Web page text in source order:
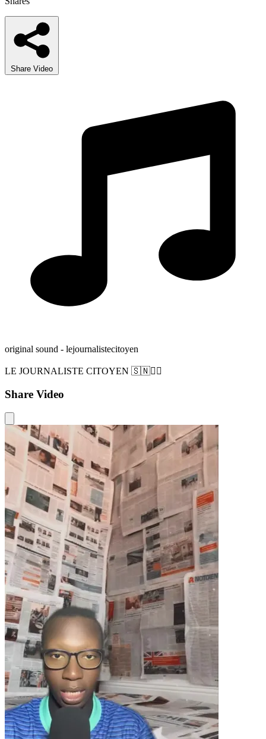
Share Video
original sound - lejournalistecitoyen
LE JOURNALISTE CITOYEN 🇸🇳✊🏿
Share Video